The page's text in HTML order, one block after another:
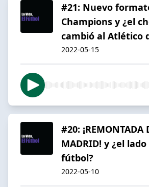
#21: Nuevo
Champions y ¿el
cambió al Atlético
2022-05-15
#20: ¡REMONTADA
MADRID! y ¿el
fútbol?
2022-05-10